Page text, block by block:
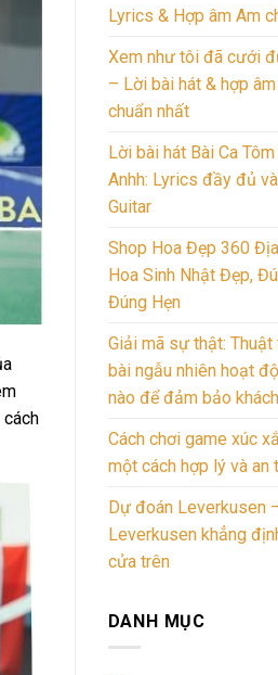
Lyrics & Hợp âm Am
Xem như tôi đã cưới
– Lời bài hát & hợp âm
chuẩn nhất
Lời bài hát Bài Ca
Anhh: Lyrics đầy đủ
Guitar
Shop Hoa Đẹp 360
Hoa Sinh Nhật Đẹp,
Đúng Hẹn
Giải mã sự thật: Thuật
bài ngẫu nhiên hoạt
nào để đảm bảo
Cách chơi game xúc
một cách hợp lý và an
Dự đoán Leverkusen
Leverkusen khẳng
cửa trên
DANH MỤC